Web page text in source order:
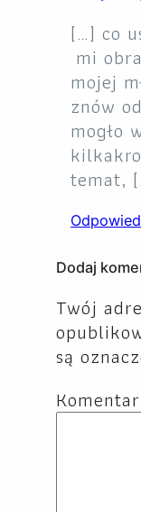
[…] co
mi
mojej
znów
mogło
temat,
Dodaj
Twój
są